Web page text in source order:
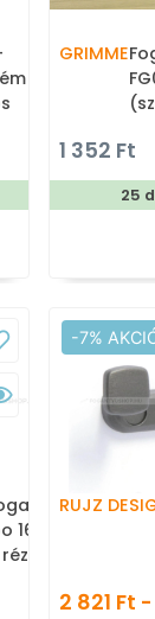
GRIMME
1 352 Ft
25
- Crispin
160 PVD - PVD
- Réz -
-7%
RUJZ
2 821 Ft